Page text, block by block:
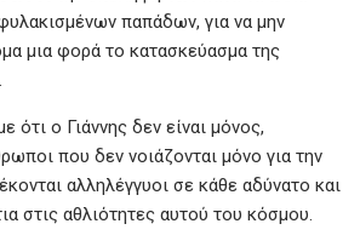
παπάδων, για να μην
μια φορά το κατασκεύασμα της
ο Γιάννης δεν είναι μόνος,
που δεν νοιάζονται μόνο για την
αλληλέγγυοι σε κάθε αδύνατο και
στις αθλιότητες αυτού του κόσμου.